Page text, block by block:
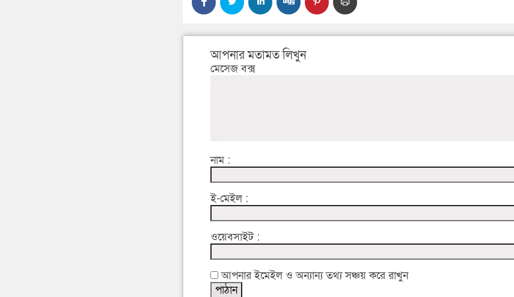
আপনার মতামত লিখুন
মেসেজ বক্স
নাম :
ই-মেইল :
ওয়েবসাইট :
আপনার ইমেইল ও অন্যান্য তথ্য সঞ্চয় করে রাখুন